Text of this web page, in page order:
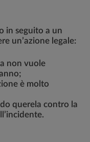
in seguito a un
un’azione legale:
non vuole
è molto
querela contro la